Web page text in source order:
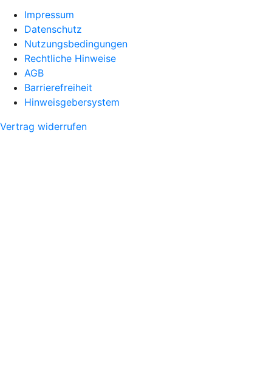
Impressum
Datenschutz
Nutzungsbedingungen
Rechtliche Hinweise
AGB
Barrierefreiheit
Hinweisgebersystem
Vertrag widerrufen